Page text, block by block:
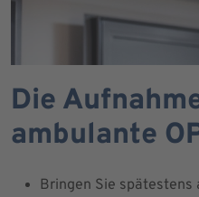
Die
ambulante
Bringen Sie spätestens